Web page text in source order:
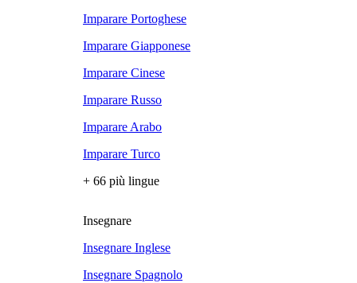
Imparare Portoghese
Imparare Giapponese
Imparare Cinese
Imparare Russo
Imparare Arabo
Imparare Turco
+ 66 più lingue
Insegnare
Insegnare Inglese
Insegnare Spagnolo